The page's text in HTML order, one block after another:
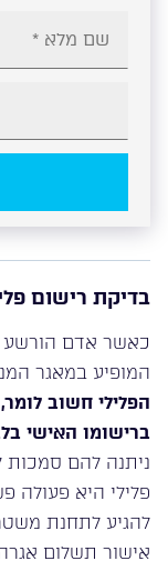
בדיקת רישום
כאשר אדם הורשע
המופיע במאגר
הפלילי חשוב
ברישומו האישי
ניתנה להם סמכות
פלילי היא פעולה
להגיע לתחנת
אישור תשלום